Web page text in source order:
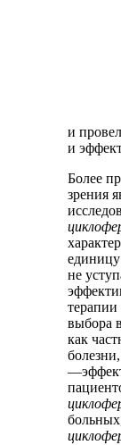
и
и
Более
зрения
не
выбора
как